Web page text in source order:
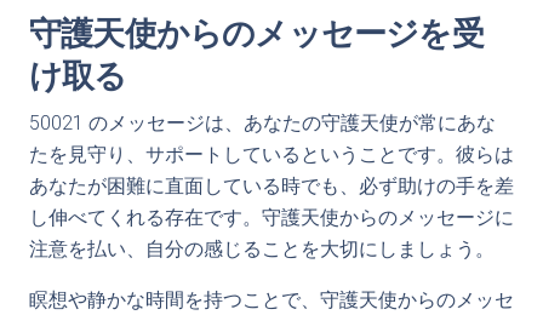
守護天使からのメッセージを受
け取る
50021 のメッセージは、あなたの守護天使が常にあな
たを見守り、サポートしているということです。彼らは
あなたが困難に直面している時でも、必ず助けの手を差
し伸べてくれる存在です。守護天使からのメッセージに
注意を払い、自分の感じることを大切にしましょう。
瞑想や静かな時間を持つことで、守護天使からのメッセ